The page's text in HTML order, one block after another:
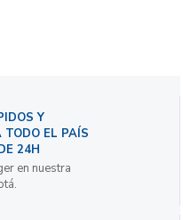
Y
TODO EL PAÍS
24H
en nuestra